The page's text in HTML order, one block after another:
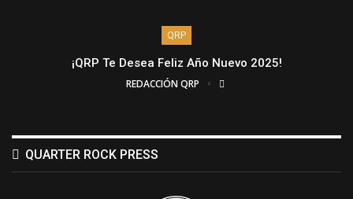
QRP
¡QRP Te Desea Feliz Año Nuevo 2025!
REDACCIÓN QRP
QUARTER ROCK PRESS